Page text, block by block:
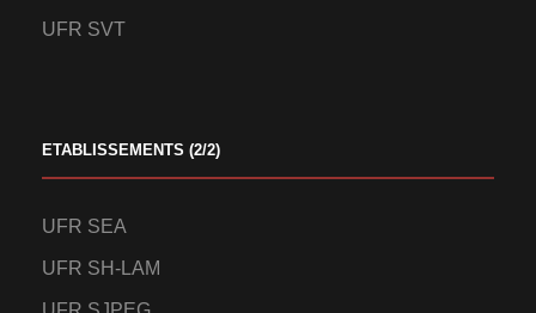
UFR SVT
ETABLISSEMENTS (2/2)
UFR SEA
UFR SH-LAM